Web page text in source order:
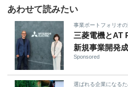
あわせて読みたい
事業ポートフォリオ
三菱電機とAT
新規事業開発
Sponsored
選ばれる企業になる